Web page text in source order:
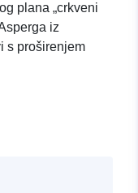
plana „crkveni
iz
s proširenjem